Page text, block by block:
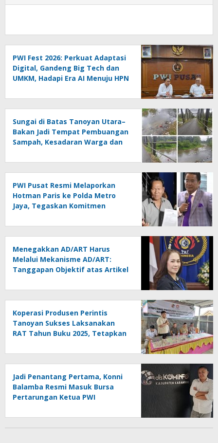
PWI Fest 2026: Perkuat Adaptasi
Digital, Gandeng Big Tech dan
UMKM, Hadapi Era AI Menuju HPN
Sungai di Batas Tanoyan Utara–
Bakan Jadi Tempat Pembuangan
Sampah, Kesadaran Warga dan
Dipertanyakan
PWI Pusat Resmi Melaporkan
Hotman Paris ke Polda Metro
Jaya, Tegaskan Komitmen
Menegakkan AD/ART Harus
Melalui Mekanisme AD/ART:
Tanggapan Objektif atas Artikel
Konspirasi Melanggar Aturan”
Koperasi Produsen Perintis
Tanoyan Sukses Laksanakan
RAT Tahun Buku 2025, Tetapkan
Keputusan Anggota
Jadi Penantang Pertama, Konni
Balamba Resmi Masuk Bursa
Pertarungan Ketua PWI